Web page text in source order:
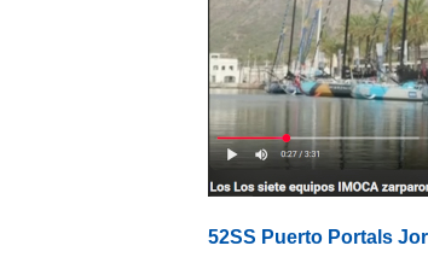
52SS Puerto Portals